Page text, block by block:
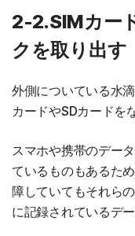
2-2.SIMカー
クを取り出す
外側についている水
カードやSDカードを
スマホや携帯のデー
ているものもあるた
障していてもそれら
に記録されているデ